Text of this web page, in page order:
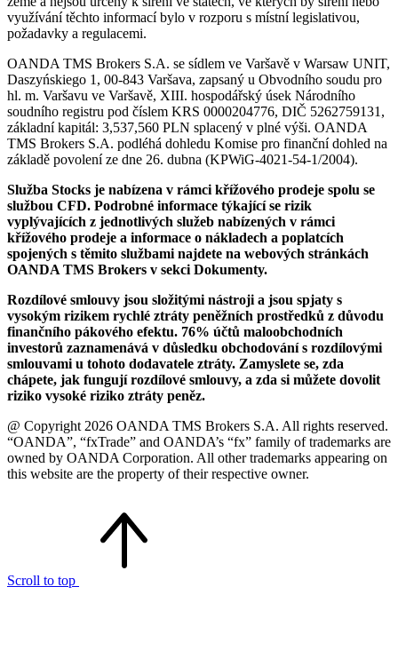
využívání těchto informací bylo v rozporu s místní legislativou,
požadavky a regulacemi.
OANDA TMS Brokers S.A. se sídlem ve Varšavě v Warsaw UNIT,
Daszyńskiego 1, 00-843 Varšava, zapsaný u Obvodního soudu pro
hl. m. Varšavu ve Varšavě, XIII. hospodářský úsek Národního
soudního registru pod číslem KRS 0000204776, DIČ 5262759131,
základní kapitál: 3,537,560 PLN splacený v plné výši. OANDA
TMS Brokers S.A. podléhá dohledu Komise pro finanční dohled na
základě povolení ze dne 26. dubna (KPWiG-4021-54-1/2004).
Služba Stocks je nabízena v rámci křížového prodeje spolu se
službou CFD. Podrobné informace týkající se rizik
vyplývajících z jednotlivých služeb nabízených v rámci
křížového prodeje a informace o nákladech a poplatcích
spojených s těmito službami najdete na webových stránkách
OANDA TMS Brokers v sekci Dokumenty.
Rozdílové smlouvy jsou složitými nástroji a jsou spjaty s
vysokým rizikem rychlé ztráty peněžních prostředků z důvodu
finančního pákového efektu. 76% účtů maloobchodních
investorů zaznamenává v důsledku obchodování s rozdílovými
smlouvami u tohoto dodavatele ztráty. Zamyslete se, zda
chápete, jak fungují rozdílové smlouvy, a zda si můžete dovolit
riziko vysoké riziko ztráty peněz.
@ Copyright 2026 OANDA TMS Brokers S.A. All rights reserved.
“OANDA”, “fxTrade” and OANDA’s “fx” family of trademarks are
owned by OANDA Corporation. All other trademarks appearing on
this website are the property of their respective owner.
Scroll to top